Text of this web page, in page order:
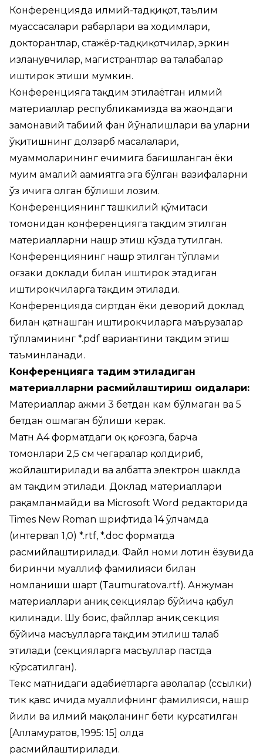
Конференцияда илмий-тадқиқот, таълим
муассасалари раҳбарлари ва ходимлари,
докторантлар, стажёр-тадқиқотчилар, эркин
изланувчилар, магистрантлар ва талабалар
иштирок этиши мумкин.
Конференцияга тақдим этилаётган илмий
материаллар республикамизда ва жаҳондаги
замонавий табиий фан йўналишлари ва уларни
ўқитишнинг долзарб масалалари,
муаммоларининг ечимига бағишланган ёки
муҳим амалий аҳамиятга эга бўлган вазифаларни
ўз ичига олган бўлиши лозим.
Конференциянинг ташкилий қўмитаси
томонидан қонференцияга тақдим этилган
материалларни нашр этиш кўзда тутилган.
Конференциянинг нашр этилган тўплами
оғзаки доклади билан иштирок этадиган
иштирокчиларга тақдим этилади.
Конференцияда сиртдан ёки деворий доклад
билан қатнашган иштирокчиларга маърузалар
тўпламининг *.pdf вариантини тақдим этиш
таъминланади.
Конференцияга тақдим этиладиган
материалларни расмийлаштириш қоидалари:
Материаллар ҳажми 3 бетдан кам бўлмаган ва 5
бетдан ошмаган бўлиши керак.
Матн А4 форматдаги оқ қоғозга, барча
томонлари 2,5 см чегаралар қолдириб,
жойлаштирилади ва албатта электрон шаклда
ҳам тақдим этилади. Доклад материаллари
рақамланмайди ва Microsoft Word редакторида
Тimes New Roman шрифтида 14 ўлчамда
(интервал 1,0) *.rtf, *.doc форматда
расмийлаштирилади. Файл номи лотин ёзувида
биринчи муаллиф фамилияси билан
номланиши шарт (Taumuratova.rtf). Анжуман
материаллари аниқ секциялар бўйича қабул
қилинади. Шу боис, файллар аниқ секция
бўйича масъулларга тақдим этилиш талаб
этилади (секцияларга масъуллар пастда
кўрсатилган).
Текс матнидаги адабиётларга ҳаволалар (cсылки)
тик қавс ичида муаллифнинг фамилияси, нашр
йили ва илмий мақоланинг бети курсатилган
[Алламуратов, 1995: 15] ҳолда
расмийлаштирилади.